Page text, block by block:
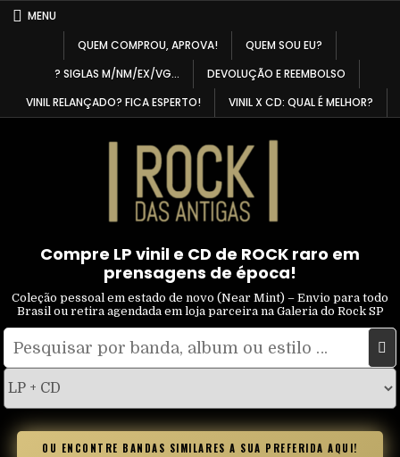
SkipMENU
QUEM COMPROU, APROVA!
QUEM SOU EU?
? SIGLAS M/NM/EX/VG…
DEVOLUÇÃO E REEMBOLSO
VINIL RELANÇADO? FICA ESPERTO!
VINIL X CD: QUAL É MELHOR?
Compre LP vinil e CD de ROCK raro em
prensagens de época!
Coleção pessoal em estado de novo (Near Mint) – Envio para todo
Brasil ou retira agendada em loja parceira na Galeria do Rock SP
Pesquisar
tipo
OU ENCONTRE BANDAS SIMILARES A SUA PREFERIDA AQUI!